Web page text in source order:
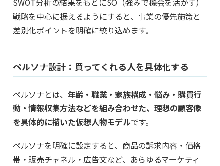
SWOT分析の結果をもとにSO（強みで機会を活かす）
戦略を中心に据えるようにすると、事業の優先施策と
差別化ポイントを明確に絞り込めます。
ペルソナ設計：買ってくれる人を具体化する
ペルソナとは、 年齢・職業・家族構成・悩み・購買行
動・情報収集方法などを組み合わせた、理想の顧客像
を具体的に描いた仮想人物モデルです。
ペルソナを明確に設定すると、商品の訴求内容・価格
帯・販売チャネル・広告文など、あらゆるマーケティ